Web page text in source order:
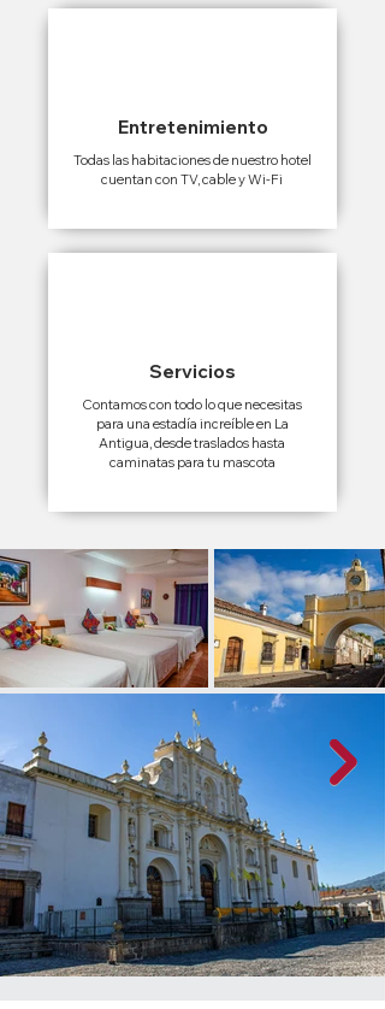
Entretenimiento
Todas las habitaciones de nuestro hotel
cuentan con TV, cable y Wi-Fi
Servicios
Contamos con todo lo que necesitas
para una estadía increíble en La
Antigua, desde traslados hasta
caminatas para tu mascota